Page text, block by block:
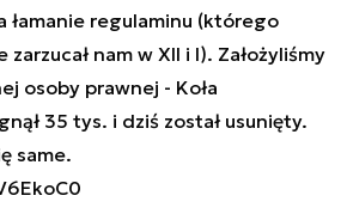
łamanie regulaminu (którego
nam w XII i I). Założyliśmy
osoby prawnej - Koła
35 tys. i dziś został usunięty.
same.